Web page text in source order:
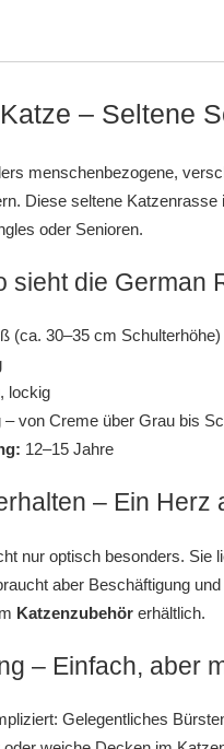
– Seltene
menschenbezogene,
Diese seltene Katzenrasse
oder Senioren.
sieht die German
(ca. 30–35 cm Schulterhöhe)
lockig
– von Creme über Grau bis
12–15 Jahre
– Ein Herz
nur optisch besonders. Sie
aber Beschäftigung
Katzenzubehörerhältlich.
– Einfach, aber
Gelegentliches